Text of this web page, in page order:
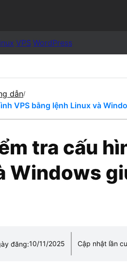
VPS WordPress
dẫn/
VPS bằng lệnh Linux và
tra cấu
Windows
đăng:10/11/2025 Cập nhật lần